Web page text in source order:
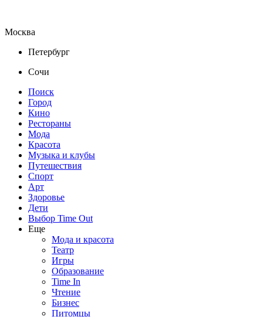
Москва
Петербург
Сочи
Поиск
Город
Кино
Рестораны
Мода
Красота
Музыка и клубы
Путешествия
Спорт
Арт
Здоровье
Дети
Выбор Time Out
Еще
Мода и красота
Театр
Игры
Образование
Time In
Чтение
Бизнес
Питомцы